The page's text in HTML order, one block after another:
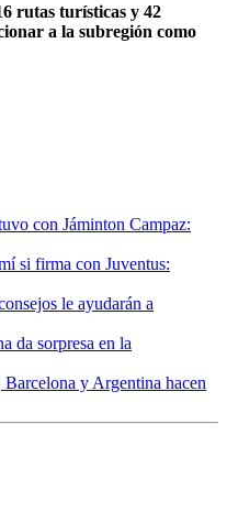
rutas turísticas y 42
a la subregión como
con Jáminton Campaz:
si firma con Juventus:
le ayudarán a
da sorpresa en la
y Argentina hacen